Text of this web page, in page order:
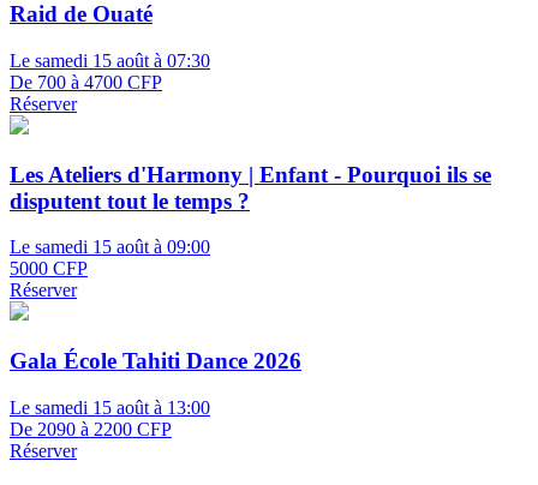
Raid de Ouaté
Le samedi 15 août à 07:30
De 700 à 4700 CFP
Réserver
Les Ateliers d'Harmony | Enfant - Pourquoi ils se
disputent tout le temps ?
Le samedi 15 août à 09:00
5000 CFP
Réserver
Gala École Tahiti Dance 2026
Le samedi 15 août à 13:00
De 2090 à 2200 CFP
Réserver